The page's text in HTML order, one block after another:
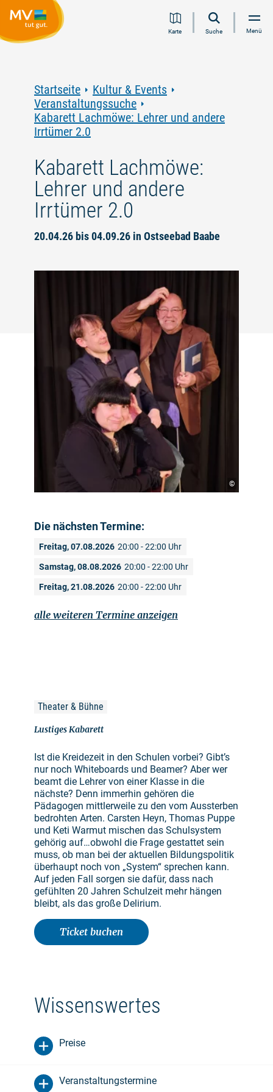
Inhalt
Navigation
Volltextsuche
FooterKarte Suche Menü
Startseite
Kultur & Events
Veranstaltungssuche
Kabarett Lachmöwe: Lehrer und andere
Irrtümer 2.0
Kabarett Lachmöwe:
Lehrer und andere
Irrtümer 2.0
20.04.26 bis 04.09.26 in Ostseebad Baabe
©
Die nächsten Termine:
Freitag, 07.08.2026 20:00 - 22:00 Uhr
Samstag, 08.08.2026 20:00 - 22:00 Uhr
Freitag, 21.08.2026 20:00 - 22:00 Uhr
alle weiteren Termine anzeigen
Theater & Bühne
Lustiges Kabarett
Ist die Kreidezeit in den Schulen vorbei? Gibt’s
nur noch Whiteboards und Beamer? Aber wer
beamt die Lehrer von einer Klasse in die
nächste? Denn immerhin gehören die
Pädagogen mittlerweile zu den vom Aussterben
bedrohten Arten. Carsten Heyn, Thomas Puppe
und Keti Warmut mischen das Schulsystem
gehörig auf…obwohl die Frage gestattet sein
muss, ob man bei der aktuellen Bildungspolitik
überhaupt noch von „System“ sprechen kann.
Auf jeden Fall sorgen sie dafür, dass nach
gefühlten 20 Jahren Schulzeit mehr hängen
bleibt, als das große Delirium.
Ticket buchen
Wissenswertes
Preise
Veranstaltungstermine